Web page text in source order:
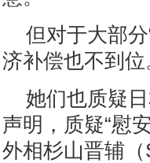
但对于大部
济补偿也不到位
她们也质疑
声明，质疑“慰
外相杉山晋辅